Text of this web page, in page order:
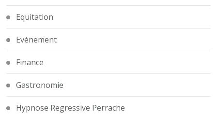
Equitation
Evénement
Finance
Gastronomie
Hypnose Regressive Perrache